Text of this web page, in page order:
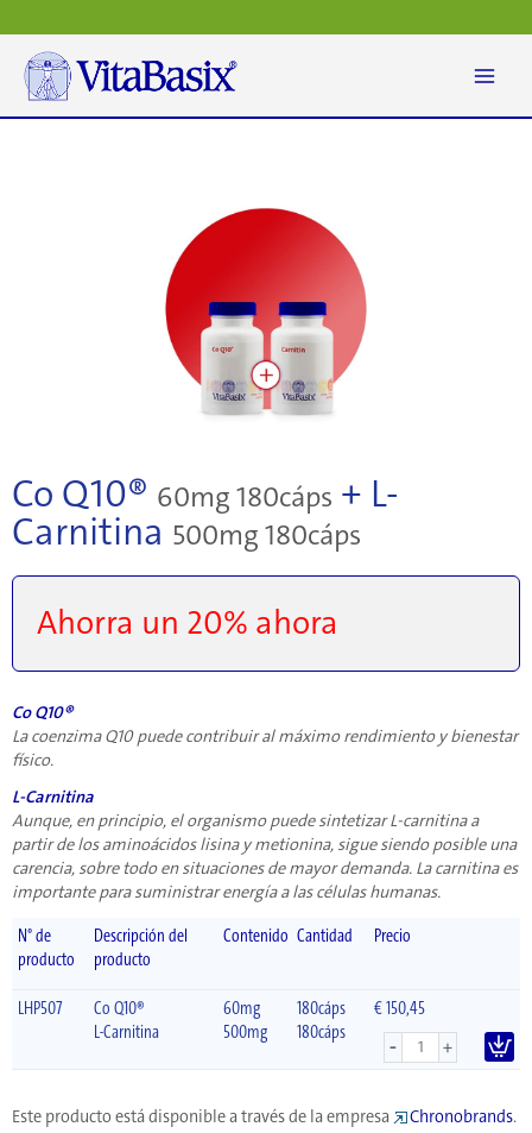
al
contenido
Co Q10® 60mg 180cáps + L-
Carnitina 500mg 180cáps
Ahorra un 20% ahora
Co Q10®
La coenzima Q10 puede contribuir al máximo rendimiento y bienestar
físico.
L-Carnitina
Aunque, en principio, el organismo puede sintetizar L-carnitina a
partir de los aminoácidos lisina y metionina, sigue siendo posible una
carencia, sobre todo en situaciones de mayor demanda. La carnitina es
importante para suministrar energía a las células humanas.
N° de
producto
Descripción del
producto
Contenido Cantidad Precio
LHP507
Co Q10®
L-Carnitina
60mg
500mg
180cáps
180cáps
€ 150,45
- +
Este producto está disponible a través de la empresa Chronobrands.